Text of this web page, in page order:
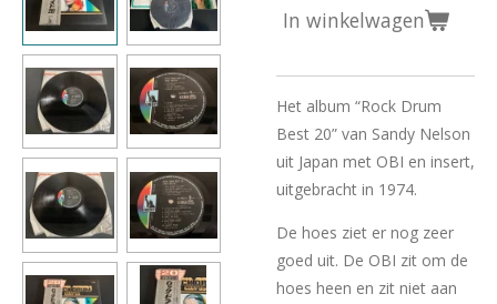
In winkelwagen
Het album “Rock Drum
Best 20” van Sandy Nelson
uit Japan met OBI en insert,
uitgebracht in 1974.
De hoes ziet er nog zeer
goed uit. De OBI zit om de
hoes heen en zit niet aan